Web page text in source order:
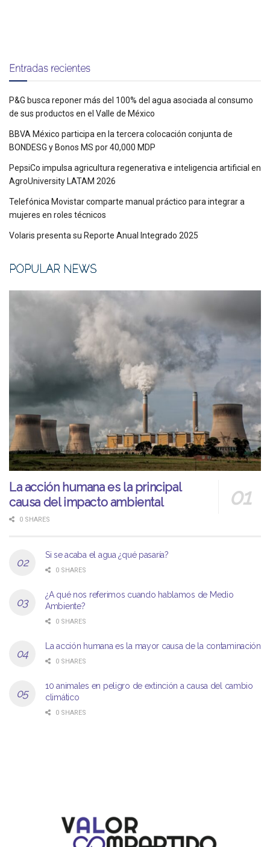
Entradas recientes
P&G busca reponer más del 100% del agua asociada al consumo
de sus productos en el Valle de México
BBVA México participa en la tercera colocación conjunta de
BONDESG y Bonos MS por 40,000 MDP
PepsiCo impulsa agricultura regenerativa e inteligencia artificial en
AgroUniversity LATAM 2026
Telefónica Movistar comparte manual práctico para integrar a
mujeres en roles técnicos
Volaris presenta su Reporte Anual Integrado 2025
POPULAR NEWS
La acción humana es la principal
causa del impacto ambiental
0 SHARES
Si se acaba el agua ¿qué pasaría?
0 SHARES
¿A qué nos referimos cuando hablamos de Medio
Ambiente?
0 SHARES
La acción humana es la mayor causa de la contaminación
0 SHARES
10 animales en peligro de extinción a causa del cambio
climático
0 SHARES